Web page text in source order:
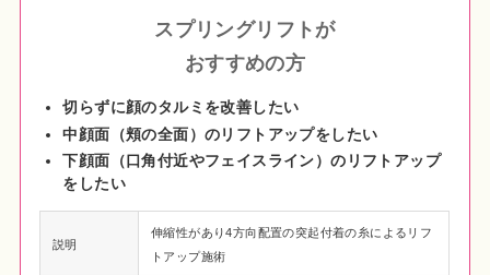
スプリングリフト が
おすすめの方
切らずに顔のタルミを改善したい
中顔面（頬の全面）のリフトアップをしたい
下顔面（口角付近やフェイスライン）のリフトアップ
をしたい
説明
伸縮性があり4方向配置の突起付着の糸によるリフ
トアップ施術